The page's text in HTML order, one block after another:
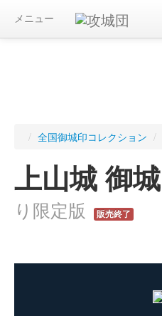
メニュー
/ 全国御城印コレクション /
上山城 御
り限定版
販売終了